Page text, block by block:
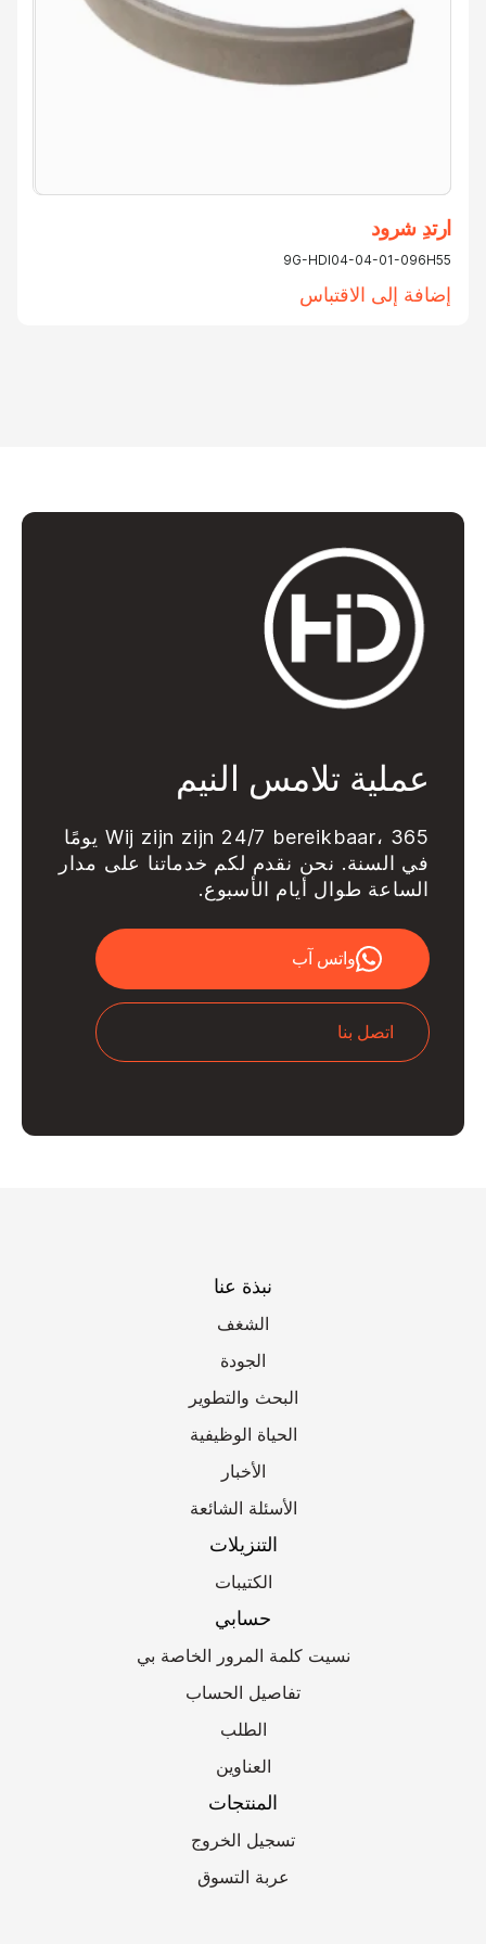
ارتدِ شرود
9G-HDI04-04-01-096H55
إضافة إلى الاقتباس
عملية تلامس النيم
Wij zijn zijn 24/7 bereikbaar، 365 يومًا
في السنة. نحن نقدم لكم خدماتنا على مدار
الساعة طوال أيام الأسبوع.
واتس آب
اتصل بنا
نبذة عنا
الشغف
الجودة
البحث والتطوير
الحياة الوظيفية
الأخبار
الأسئلة الشائعة
التنزيلات
الكتيبات
حسابي
نسيت كلمة المرور الخاصة بي
تفاصيل الحساب
الطلب
العناوين
المنتجات
تسجيل الخروج
عربة التسوق